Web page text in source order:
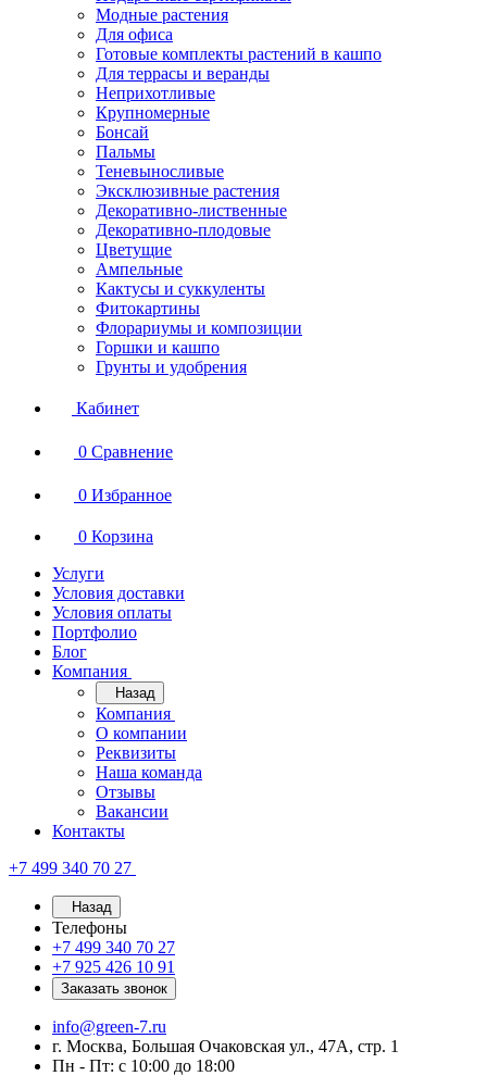
Модные растения
Для офиса
Готовые комплекты растений в кашпо
Для террасы и веранды
Неприхотливые
Крупномерные
Бонсай
Пальмы
Теневыносливые
Эксклюзивные растения
Декоративно-лиственные
Декоративно-плодовые
Цветущие
Ампельные
Кактусы и суккуленты
Фитокартины
Флорариумы и композиции
Горшки и кашпо
Грунты и удобрения
Кабинет
0 Сравнение
0 Избранное
0 Корзина
Услуги
Условия доставки
Условия оплаты
Портфолио
Блог
Компания
Назад
Компания
О компании
Реквизиты
Наша команда
Отзывы
Вакансии
Контакты
+7 499 340 70 27
Назад
Телефоны
+7 499 340 70 27
+7 925 426 10 91
Заказать звонок
info@green-7.ru
г. Москва, Большая Очаковская ул., 47А, стр. 1
Пн - Пт: с 10:00 до 18:00